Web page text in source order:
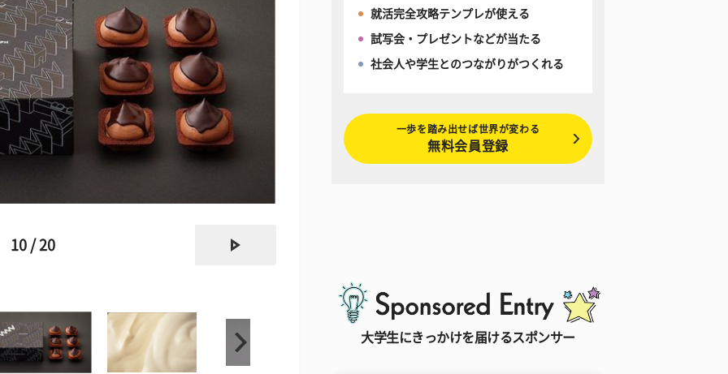
10 / 20
就活完全攻略テンプレが使える
試写会・プレゼントなどが当たる
社会人や学生とのつながりがつくれる
一歩を踏み出せば世界が変わる
無料会員登録
大学生にきっかけを届けるスポンサー